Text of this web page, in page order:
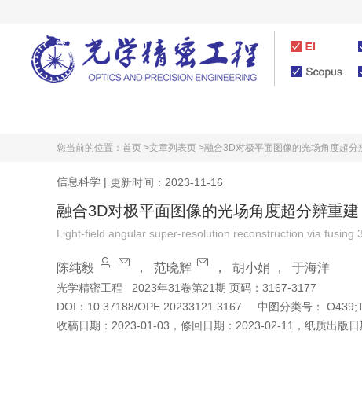
您当前的位置： 首页 >文章列表页 >融合3D对极平面图像的光场角度超分
信息科学 | 更新时间：2023-11-16
融合3D对极平面图像的光场角度超分辨重建
Light-field angular super-resolution reconstruction via fusing
陈纯毅 ， 范晓辉 ， 胡小娟 ， 于海洋
光学精密工程
2023年31卷第21期 页码：3167-3177
DOI： 10.37188/OPE.20233121.3167 中图分类号：
收稿日期： 2023-01-03 ， 修回日期： 2023-02-11 ， 纸质出版日